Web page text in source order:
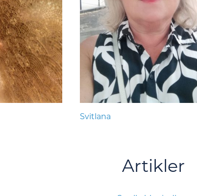
Svitlana
Artikler